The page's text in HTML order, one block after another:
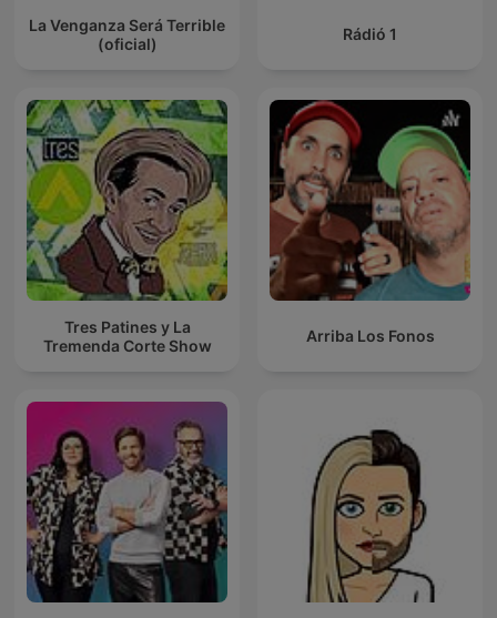
La Venganza Será Terrible
(oficial)
Rádió 1
Tres Patines y La
Tremenda Corte Show
Arriba Los Fonos